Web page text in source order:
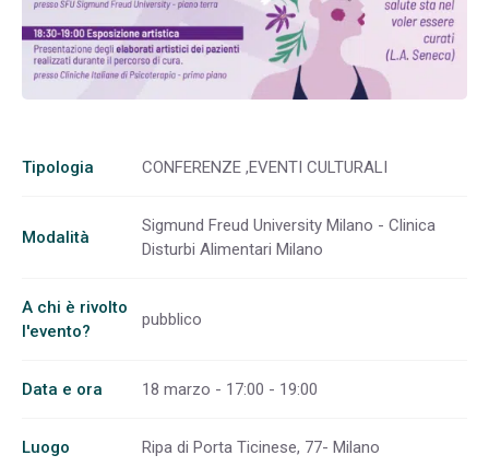
Tipologia CONFERENZE ,EVENTI CULTURALI
Modalità
Sigmund Freud University Milano - Clinica
Disturbi Alimentari Milano
A chi è rivolto
l'evento?
pubblico
Data e ora 18 marzo - 17:00 - 19:00
Luogo Ripa di Porta Ticinese, 77- Milano